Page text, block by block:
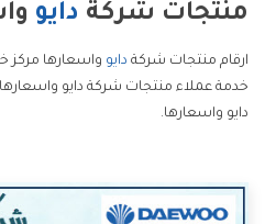
منتجات شركة دايو
ارقام منتجات شركة دايو واسعارها مركز
خدمة عملاء منتجات شركة دايو
دايو واسعارها.